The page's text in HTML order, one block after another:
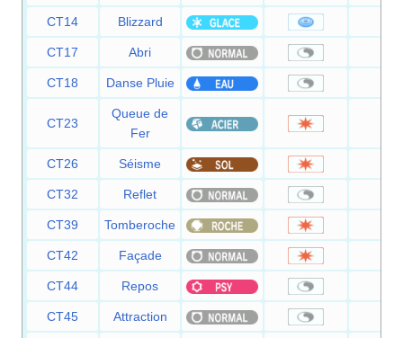
CT14 Blizzard
CT17 Abri
CT18 Danse Pluie
CT23
Queue de
Fer
CT26 Séisme
CT32 Reflet
CT39 Tomberoche
CT42 Façade
CT44 Repos
CT45 Attraction